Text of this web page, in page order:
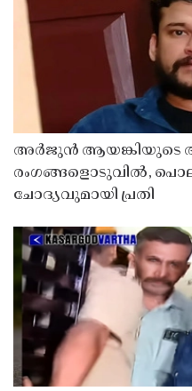
അർജുൻ ആയങ്കിയുടെ
രംഗങ്ങളൊടുവിൽ,
ചോദ്യവുമായി പ്രതി